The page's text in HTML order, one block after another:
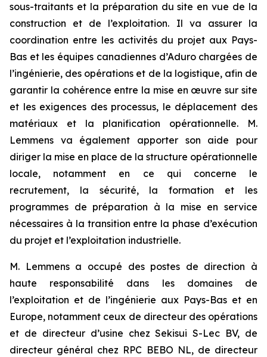
sous-traitants et la préparation du site en vue de la
construction et de l’exploitation. Il va assurer la
coordination entre les activités du projet aux Pays-
Bas et les équipes canadiennes d’Aduro chargées de
l’ingénierie, des opérations et de la logistique, afin de
garantir la cohérence entre la mise en œuvre sur site
et les exigences des processus, le déplacement des
matériaux et la planification opérationnelle. M.
Lemmens va également apporter son aide pour
diriger la mise en place de la structure opérationnelle
locale, notamment en ce qui concerne le
recrutement, la sécurité, la formation et les
programmes de préparation à la mise en service
nécessaires à la transition entre la phase d’exécution
du projet et l’exploitation industrielle.
M. Lemmens a occupé des postes de direction à
haute responsabilité dans les domaines de
l’exploitation et de l’ingénierie aux Pays-Bas et en
Europe, notamment ceux de directeur des opérations
et de directeur d’usine chez Sekisui S-Lec BV, de
directeur général chez RPC BEBO NL, de directeur